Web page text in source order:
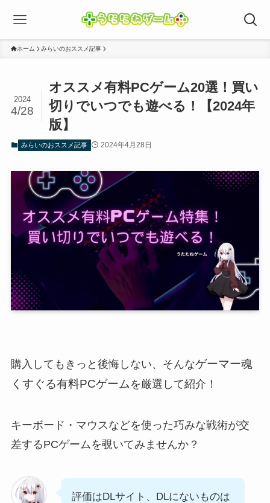
ホーム みらいのおススメ記事
オススメ有料PCゲーム20選！買い
切りでいつでも遊べる！【2024年
版】
2024
4/28
みらいのおススメ記事 2024年4月28日
購入してもきっと後悔しない、そんなゲーマー魂
くすぐる有料PCゲーム を厳選して紹介！
キーボード・マウスなどを使った巧みな戦術が交
差するPCゲームを覗いてみませんか？
評価はDLサイト、DLにないものは